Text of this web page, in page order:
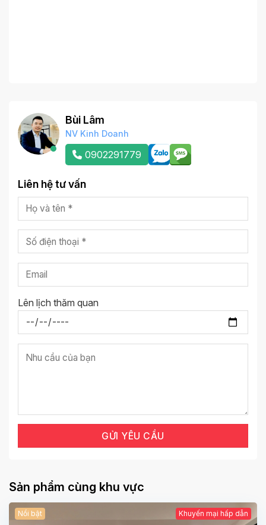
Bùi Lâm
NV Kinh Doanh
0902291779
Liên hệ tư vấn
Lên lịch thăm quan
Sản phẩm cùng khu vực
Nổi bật Khuyến mại hấp dẫn